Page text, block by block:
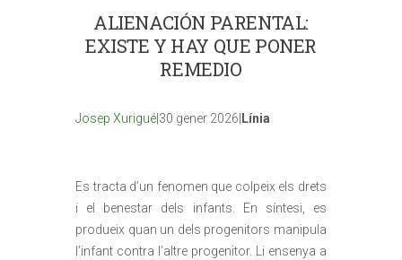
ALIENACIÓN PARENTAL:
EXISTE Y HAY QUE PONER
REMEDIO
Josep Xurigué |30 gener 2026| Línia
Es tracta d’un fenomen que colpeix els drets
i el benestar dels infants. En síntesi, es
produeix quan un dels progenitors manipula
l’infant contra l’altre progenitor. Li ensenya a